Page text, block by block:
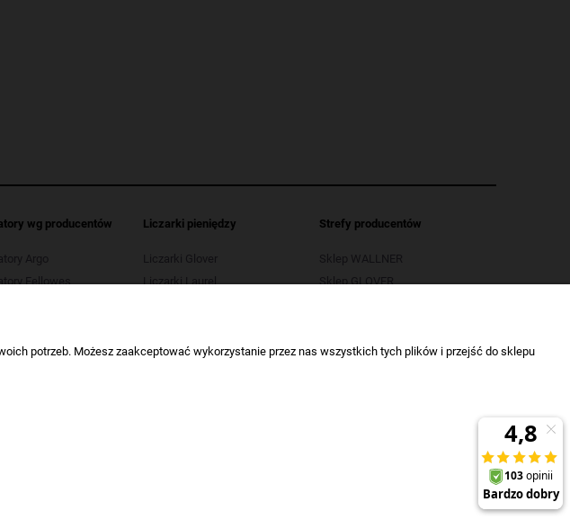
wg producentów
Argo
Fellowes
Wallner
Liczarki pieniędzy
Liczarki Glover
Liczarki Laurel
Strefy producentów
Sklep WALLNER
Sklep GLOVER
potrzeb. Możesz zaakceptować wykorzystanie przez nas wszystkich tych plików i przejść do sklepu